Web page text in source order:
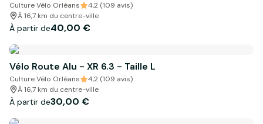
Culture Vélo Orléans
4,2 (109 avis)
À 16,7 km du centre-ville
À partir de40,00 €
Vélo Route Alu - XR 6.3 - Taille L
Culture Vélo Orléans
4,2 (109 avis)
À 16,7 km du centre-ville
À partir de30,00 €